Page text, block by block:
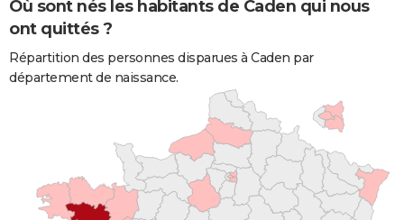
Où sont nés les habitants de Caden qui nous
ont quittés ?
Répartition des personnes disparues à Caden par
département de naissance.